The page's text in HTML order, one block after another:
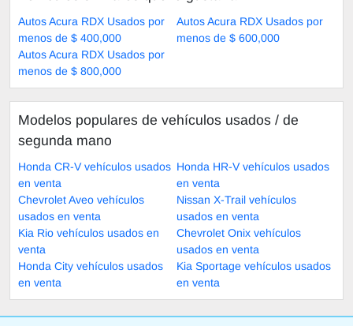
Autos Acura RDX Usados por
menos de $ 400,000
Autos Acura RDX Usados por
menos de $ 600,000
Autos Acura RDX Usados por
menos de $ 800,000
Modelos populares de vehículos usados ​​/ de
segunda mano
Honda CR-V vehículos usados
en venta
Honda HR-V vehículos usados
en venta
Chevrolet Aveo vehículos
usados en venta
Nissan X-Trail vehículos
usados en venta
Kia Rio vehículos usados en
venta
Chevrolet Onix vehículos
usados en venta
Honda City vehículos usados
en venta
Kia Sportage vehículos usados
en venta